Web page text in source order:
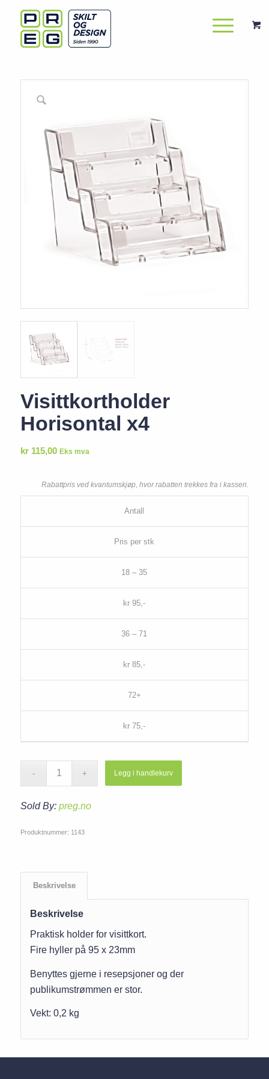
Visittkortholder
Horisontal x4
kr115,00 Eks mva
Rabattpris ved kvantumskjøp, hvor rabatten trekkes fra i kassen.
Antall
Pris per stk
18 – 35
kr 95,-
36 – 71
kr 85,-
72+
kr 75,-
Legg i handlekurv
Sold By: preg.no
Produktnummer: 1143
Beskrivelse
Beskrivelse
Praktisk holder for visittkort.
Fire hyller på 95 x 23mm
Benyttes gjerne i resepsjoner og der
publikumstrømmen er stor.
Vekt: 0,2 kg